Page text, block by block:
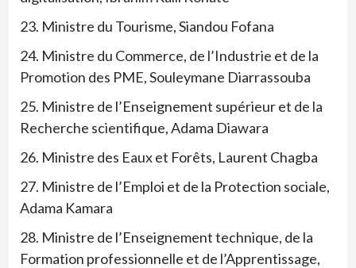
23. Ministre du Tourisme, Siandou Fofana
24. Ministre du Commerce, de l’Industrie et de la
Promotion des PME, Souleymane Diarrassouba
25. Ministre de l’Enseignement supérieur et de la
Recherche scientifique, Adama Diawara
26. Ministre des Eaux et Forêts, Laurent Chagba
27. Ministre de l’Emploi et de la Protection sociale,
Adama Kamara
28. Ministre de l’Enseignement technique, de la
Formation professionnelle et de l’Apprentissage,